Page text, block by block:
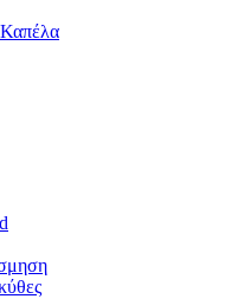
Καπέλα